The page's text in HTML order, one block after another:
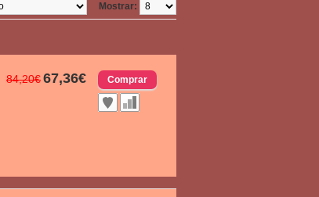
Mostrar:
84,20€67,36€